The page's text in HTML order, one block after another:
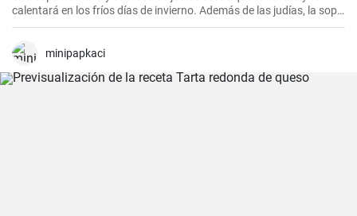
calentará en los fríos días de invierno. Además de las judías, la sopa
también tiene patatas, zanahorias y cebolla, que le dan un rico
minipapkaci